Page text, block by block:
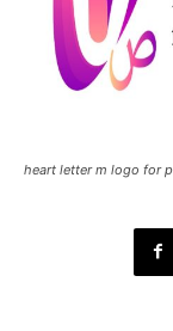
heart letter m logo for